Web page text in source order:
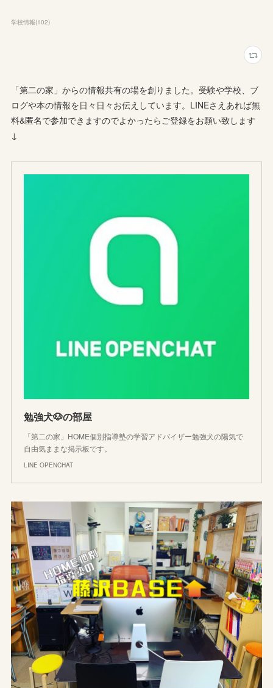
学校情報(102)
「第二の家」からの情報共有の場を創りました。受験や学校、ブ
ログや本の情報を日々日々お伝えしています。LINEさえあれば無
料&匿名で参加できますのでよかったらご登録をお願い致します
↓
勉強犬🐶の部屋
「第二の家」HOME個別指導塾の学習アドバイザー勉強犬の陽気で
自由気ままな掲示板です。
LINE OPENCHAT